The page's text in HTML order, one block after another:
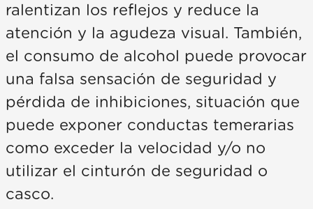
ralentizan los reflejos y reduce la
atención y la agudeza visual. También,
el consumo de alcohol puede provocar
una falsa sensación de seguridad y
pérdida de inhibiciones, situación que
puede exponer conductas temerarias
como exceder la velocidad y/o no
utilizar el cinturón de seguridad o
casco.